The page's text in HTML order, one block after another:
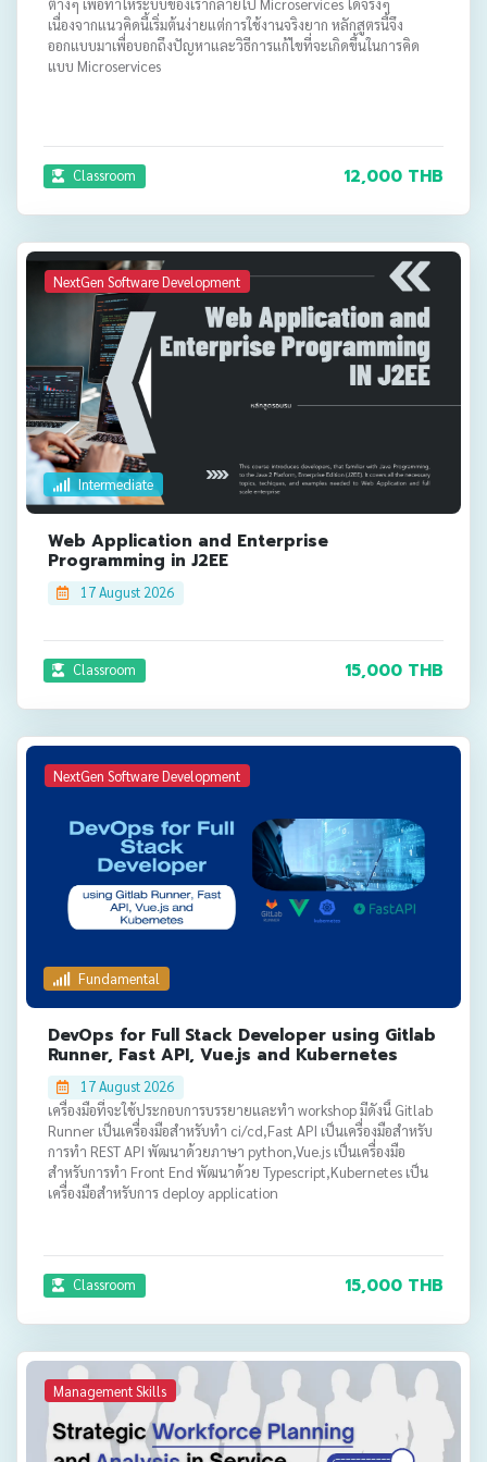
เนื่องจากแนวคิดนี้เริ่มต้นง่ายแต่การใช้งานจริงยาก หลักสูตรนี้จึง
ออกแบบมาเพื่อบอกถึงปัญหาและวิธีการแก้ไขที่จะเกิดขึ้นในการคิด
แบบ Microservices
Classroom 12,000 THB
NextGen Software Development
Intermediate
Web Application and Enterprise
Programming in J2EE
17 August 2026
Classroom 15,000 THB
NextGen Software Development
Fundamental
DevOps for Full Stack Developer using Gitlab
Runner, Fast API, Vue.js and Kubernetes
17 August 2026
เครื่องมือที่จะใช้ประกอบการบรรยายและทำ workshop มีดังนี้ Gitlab
Runner เป็นเครื่องมือสำหรับทำ ci/cd,Fast API เป็นเครื่องมือสำหรับ
การทำ REST API พัฒนาด้วยภาษา python,Vue.js เป็นเครื่องมือ
สำหรับการทำ Front End พัฒนาด้วย Typescript,Kubernetes เป็น
เครื่องมือสำหรับการ deploy application
Classroom 15,000 THB
Management Skills